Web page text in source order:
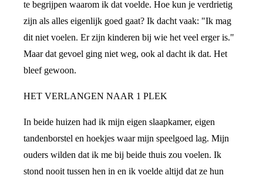
te begrijpen waarom ik dat voelde. Hoe kun je verdrietig
zijn als alles eigenlijk goed gaat? Ik dacht vaak: "Ik mag
dit niet voelen. Er zijn kinderen bij wie het veel erger is."
Maar dat gevoel ging niet weg, ook al dacht ik dat. Het
bleef gewoon.
HET VERLANGEN NAAR 1 PLEK
In beide huizen had ik mijn eigen slaapkamer, eigen
tandenborstel en hoekjes waar mijn speelgoed lag. Mijn
ouders wilden dat ik me bij beide thuis zou voelen. Ik
stond nooit tussen hen in en ik voelde altijd dat ze hun